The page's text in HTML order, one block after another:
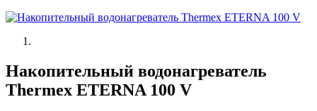
Накопительный водонагреватель
Thermex ETERNA 100 V